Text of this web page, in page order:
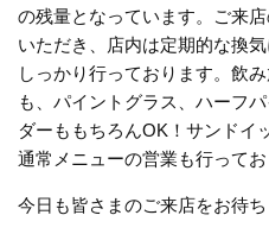
の残量となっています。ご来
いただき、店内は定期的な換
しっかり行っております。飲
も、パイントグラス、ハーフ
ダーももちろんOK！サンドイ
通常メニューの営業も行ってお
今日も皆さまのご来店をお待